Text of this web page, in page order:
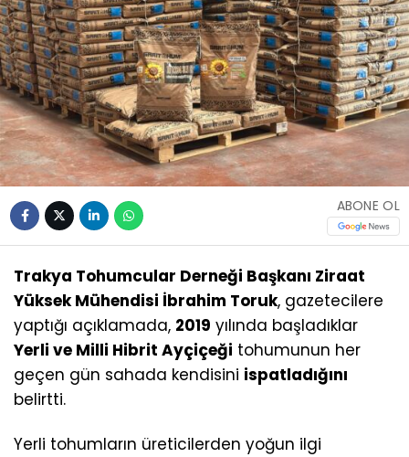
ABONE OL
Trakya Tohumcular Derneği Başkanı Ziraat
Yüksek Mühendisi İbrahim Toruk, gazetecilere
yaptığı açıklamada, 2019 yılında başladıklar
Yerli ve Milli Hibrit Ayçiçeği tohumunun her
geçen gün sahada kendisini ispatladığını
belirtti.
Yerli tohumların üreticilerden yoğun ilgi